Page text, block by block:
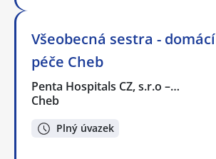
Všeobecná sestra - domácí
péče Cheb
Penta Hospitals CZ, s.r.o –…
Cheb
Plný úvazek